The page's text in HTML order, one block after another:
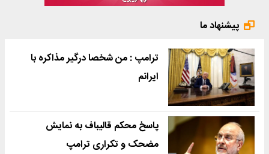
پیشنهاد ما
ترامپ : من شخصا درگیر مذاکره با
ایرانم
پاسخ محکم قالیباف به نمایش
مضحک و تکراری ترامپ